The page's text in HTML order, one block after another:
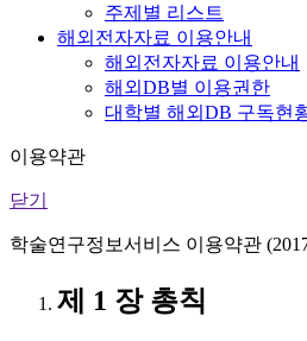
주제별 리스트
해외전자자료 이용안내
해외전자자료 이용안내
해외DB별 이용권한
대학별 해외DB 구독현
이용약관
닫기
학술연구정보서비스 이용약관
제 1 장 총칙